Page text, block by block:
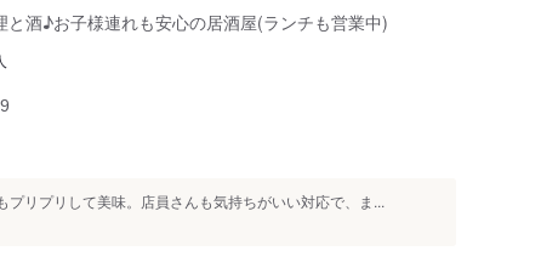
高知橋駅
桟橋通三丁目駅
酒♪お子様連れも安心の居酒屋(ランチも営業中)
リプリして美味。店員さんも気持ちがいい対応で、ま...